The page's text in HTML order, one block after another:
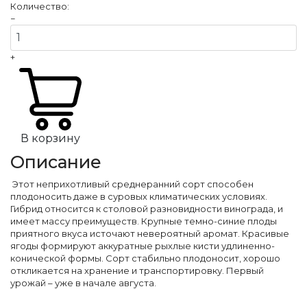
Количество:
−
+
В корзину
Описание
Этот неприхотливый среднеранний сорт способен
плодоносить даже в суровых климатических условиях.
Гибрид относится к столовой разновидности винограда, и
имеет массу преимуществ. Крупные темно-синие плоды
приятного вкуса источают невероятный аромат. Красивые
ягоды формируют аккуратные рыхлые кисти удлиненно-
конической формы. Сорт стабильно плодоносит, хорошо
откликается на хранение и транспортировку. Первый
урожай – уже в начале августа.